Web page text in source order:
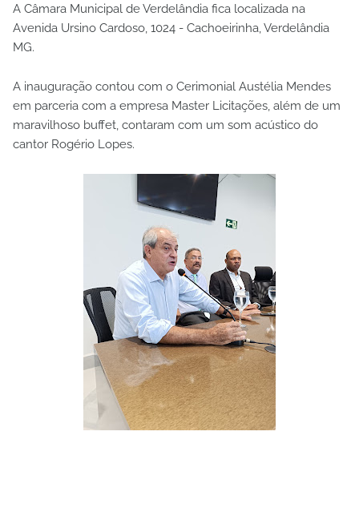
A Câmara Municipal de Verdelândia fica localizada na
Avenida Ursino Cardoso, 1024 - Cachoeirinha, Verdelândia
MG.
A inauguração contou com o Cerimonial Austélia Mendes
em parceria com a empresa Master Licitações, além de um
maravilhoso buffet, contaram com um som acústico do
cantor Rogério Lopes.